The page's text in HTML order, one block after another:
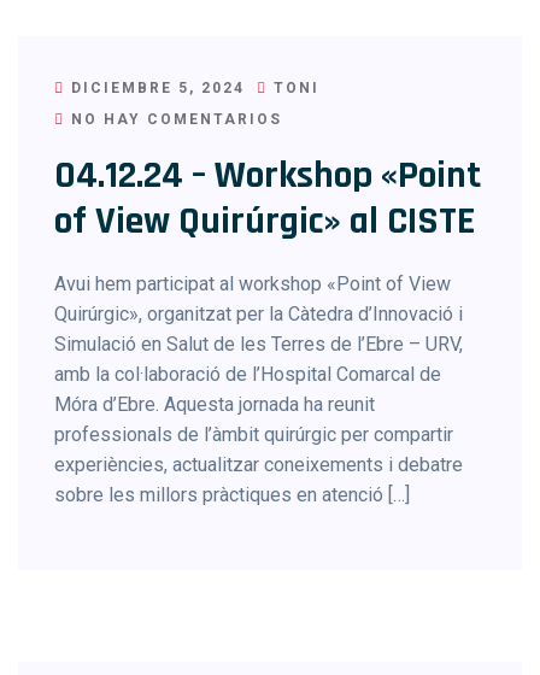
DICIEMBRE 5, 2024
TONI
NO HAY COMENTARIOS
04.12.24 – Workshop «Point
of View Quirúrgic» al CISTE
Avui hem participat al workshop «Point of View
Quirúrgic», organitzat per la Càtedra d’Innovació i
Simulació en Salut de les Terres de l’Ebre – URV,
amb la col·laboració de l’Hospital Comarcal de
Móra d’Ebre. Aquesta jornada ha reunit
professionals de l’àmbit quirúrgic per compartir
experiències, actualitzar coneixements i debatre
sobre les millors pràctiques en atenció […]